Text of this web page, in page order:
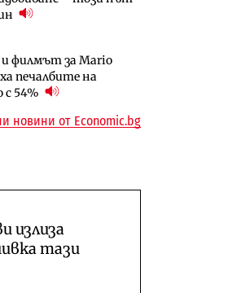
и филмът за Mario
печалбите на
с 54%
напълно от Google
вече зависят от
власт за 75% от
и все повече сгради
е лидер при
компании и
новини от Economic.bg
излиза
тази